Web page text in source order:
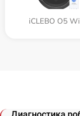
iCLEBO O5